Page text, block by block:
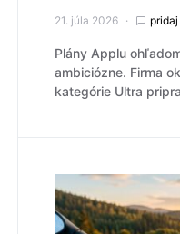
21. júla 2026
Plány Applu
ambiciózne. Firma
kategórie Ultra